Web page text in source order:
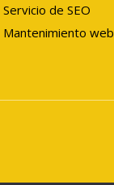
Servicio de SEO
Mantenimiento web